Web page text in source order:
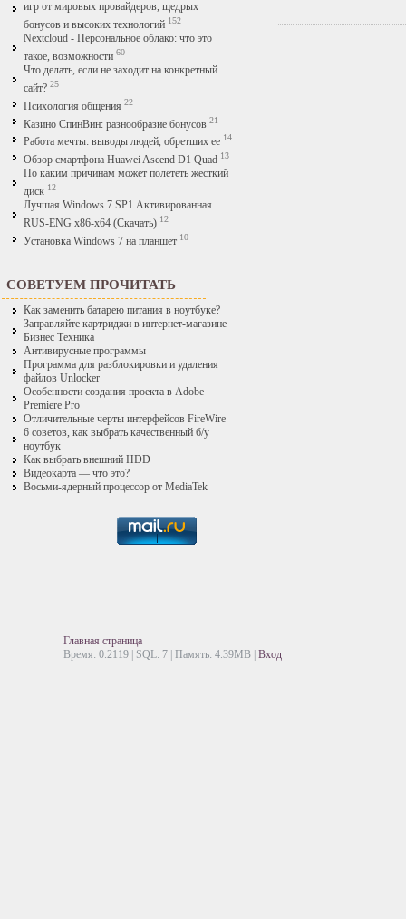
игр от мировых провайдеров, щедрых
бонусов и высоких технологий 152
Nextcloud - Персональное облако: что это
такое, возможности 60
Что делать, если не заходит на конкретный
сайт? 25
Психология общения 22
Казино СпинВин: разнообразие бонусов 21
Работа мечты: выводы людей, обретших ее 14
Обзор смартфона Huawei Ascend D1 Quad 13
По каким причинам может полететь жесткий
диск 12
Лучшая Windows 7 SP1 Активированная
RUS-ENG x86-x64 (Скачать) 12
Установка Windows 7 на планшет 10
СОВЕТУЕМ ПРОЧИТАТЬ
Как заменить батарею питания в ноутбуке?
Заправляйте картриджи в интернет-магазине
Бизнес Техника
Антивирусные программы
Программа для разблокировки и удаления
файлов Unlocker
Особенности создания проекта в Adobe
Premiere Pro
Отличительные черты интерфейсов FireWire
6 советов, как выбрать качественный б/у
ноутбук
Как выбрать внешний HDD
Видеокарта — что это?
Восьми-ядерный процессор от MediaTek
Главная страница
Время: 0.2119 | SQL: 7 | Память: 4.39MB Вход